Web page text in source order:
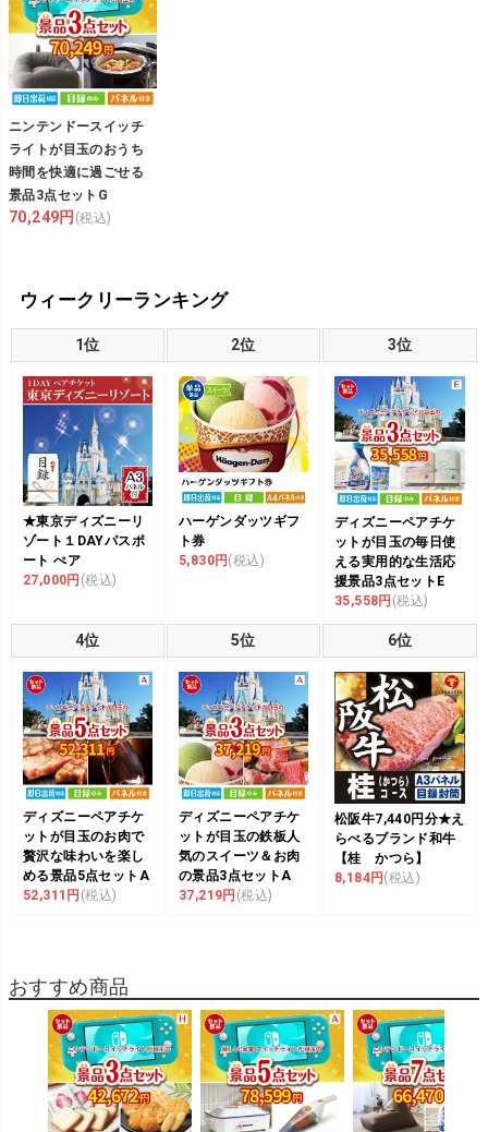
ニンテンドースイッチ
ライトが目玉のおうち
時間を快適に過ごせる
景品3点セットG
70,249円 (税込)
ウィークリーランキング
1位 2位 3位
★東京ディズニーリ
ゾート１DAYパスポ
ート ぺア
27,000円 (税込)
ハーゲンダッツギフ
ト券
5,830円 (税込)
ディズニーペアチケ
ットが目玉の毎日使
える実用的な生活応
援景品3点セットE
35,558円 (税込)
4位 5位 6位
ディズニーペアチケ
ットが目玉のお肉で
贅沢な味わいを楽し
める景品5点セットA
52,311円 (税込)
ディズニーペアチケ
ットが目玉の鉄板人
気のスイーツ＆お肉
の景品3点セットA
37,219円 (税込)
松阪牛7,440円分★え
らべるブランド和牛
【桂 かつら】
8,184円(税込)
おすすめ商品